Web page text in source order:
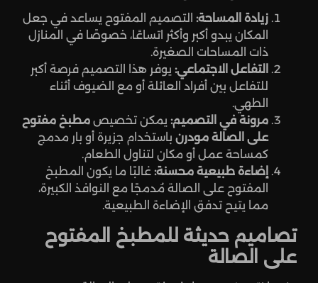
زيادة المساحة: التصميم المفتوح يساعد في جعل
المكان يبدو أكبر وأكثر اتساعًا، خصوصًا في المنازل
ذات المساحات الصغيرة.
التفاعل الاجتماعي: يوفر هذا التصميم فرصة أكبر
للتفاعل بين أفراد العائلة أو مع الضيوف أثناء
الطهي.
مرونة في التصميم: يمكن تخصيص مطبخ مفتوح
على الصالة مودرن باستخدام جزيرة أو بار مدمج
كمساحة عمل أو مكان لتناول الطعام.
إضاءة طبيعية محسنة: غالبًا ما يكون المطبخ
المفتوح على الصالة مُدمجًا مع النوافذ الكبيرة،
مما يتيح تدفق الإضاءة الطبيعية.
تصاميم حديثة للمطبخ المفتوح
على الصالة